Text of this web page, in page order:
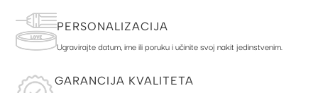
PERSONALIZACIJA
Ugravirajte datum, ime ili poruku i učinite svoj nakit jedinstvenim.
GARANCIJA KVALITETA